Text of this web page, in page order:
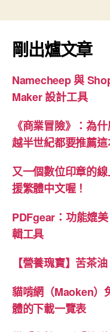
剛出爐文章
Namecheep 與
Maker 設計工具
《商業冒險》：為
越半世紀都要推薦這
又一個數位印章的
援繁體中文喔！
PDFgear：功能媲
輯工具
【營養瑰寶】苦茶
貓啃網（Maoken）
體的下載一覽表